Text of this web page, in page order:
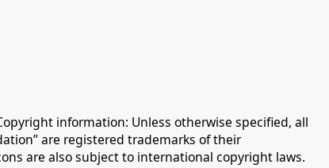
information: Unless otherwise specified, all
are registered trademarks of their
are also subject to international copyright laws.